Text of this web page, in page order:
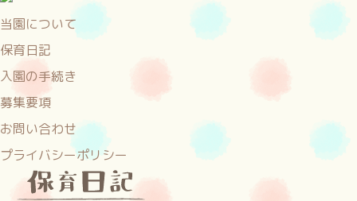
当園について
保育日記
入園の手続き
募集要項
お問い合わせ
プライバシーポリシー